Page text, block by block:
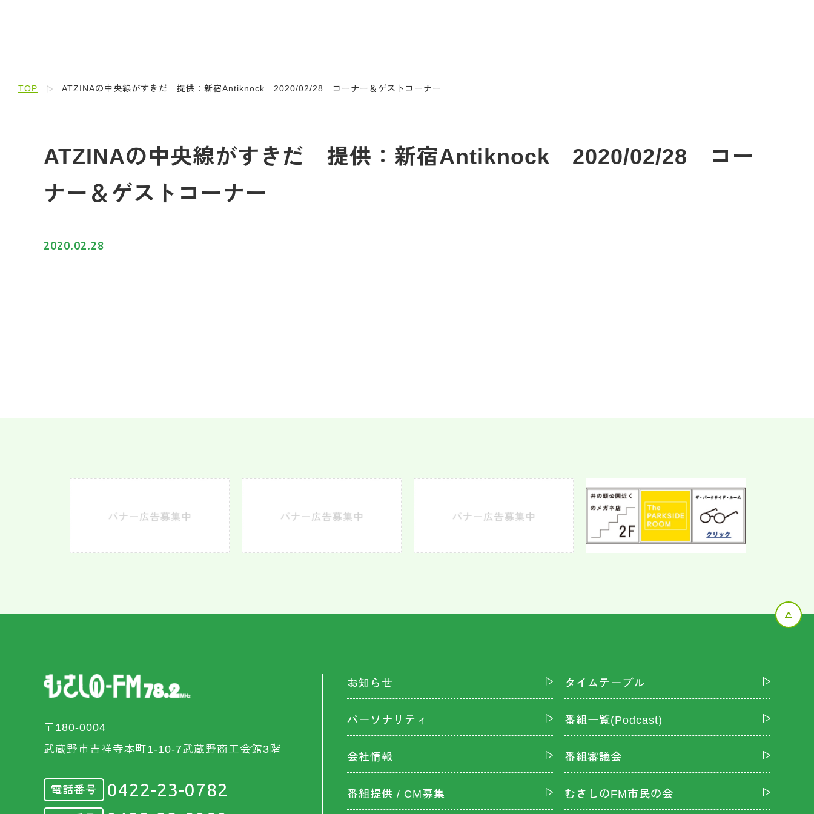
TOP ATZINAの中央線がすきだ 提供：新宿Antiknock 2020/02/28 コーナー＆ゲストコーナー
ATZINAの中央線がすきだ 提供：新宿Antiknock 2020/02/28 コー
ナー＆ゲストコーナー
2020.02.28
〒180-0004
武蔵野市吉祥寺本町1-10-7武蔵野商工会館3階
電話番号 0422-23-0782
お知らせ タイムテーブル
パーソナリティ 番組一覧(Podcast)
会社情報 番組審議会
番組提供 / CM募集 むさしのFM市民の会